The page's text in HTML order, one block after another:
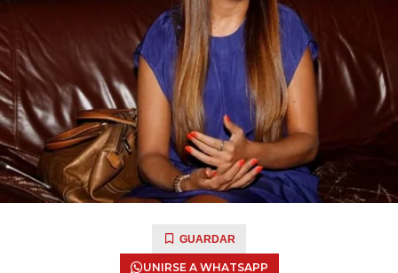
GUARDAR
UNIRSE A WHATSAPP